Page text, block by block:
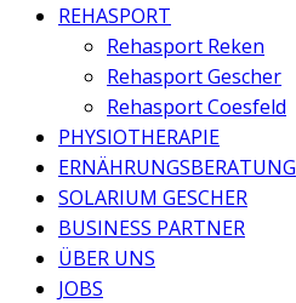
REHASPORT
Rehasport Reken
Rehasport Gescher
Rehasport Coesfeld
PHYSIOTHERAPIE
ERNÄHRUNGSBERATUNG
SOLARIUM GESCHER
BUSINESS PARTNER
ÜBER UNS
JOBS